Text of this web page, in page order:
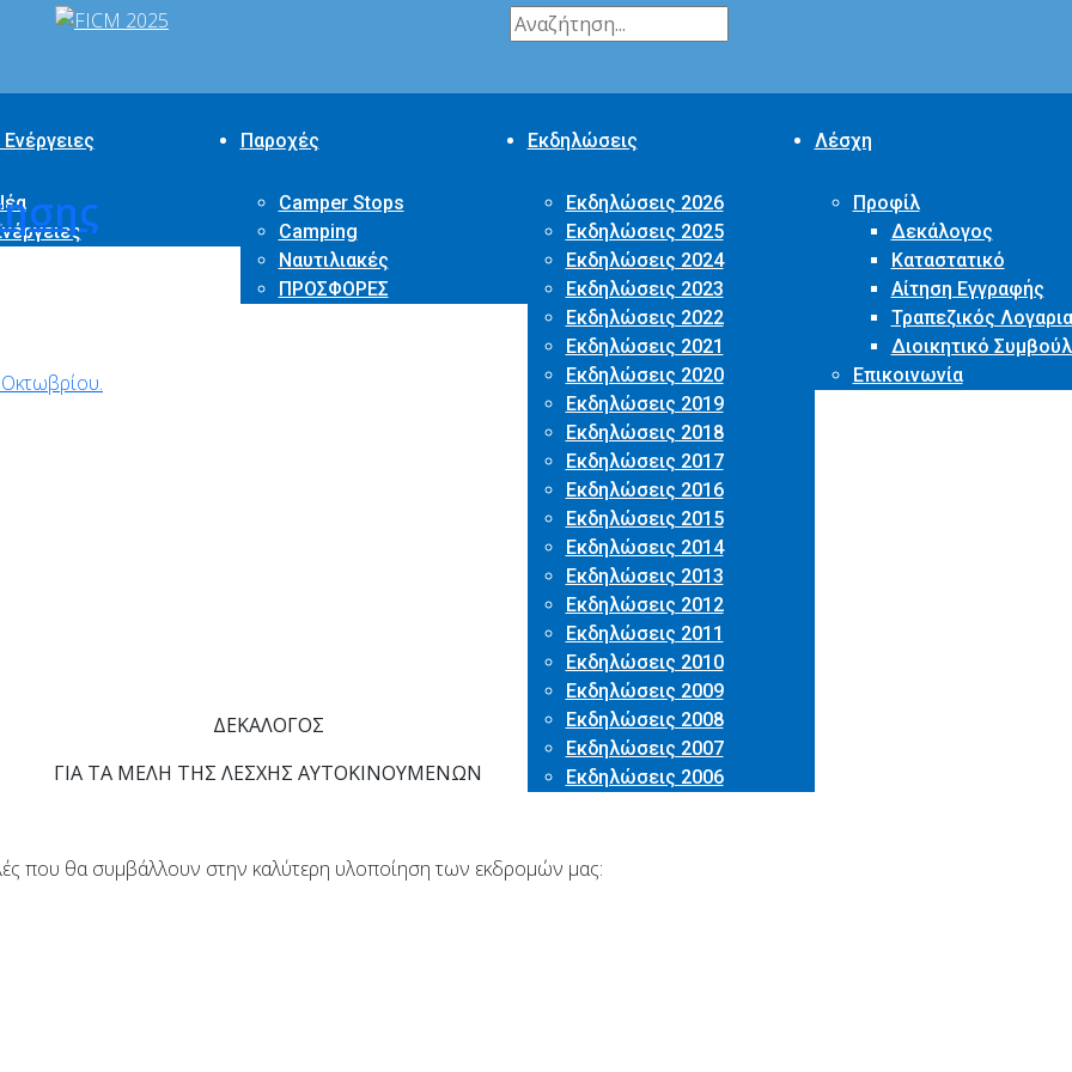
Παροχές
Camper Stops
Camping
Ναυτιλιακές
ΠΡΟΣΦΟΡΕΣ
Εκδηλώσεις
Εκδηλώσεις 2026
Εκδηλώσεις 2025
Εκδηλώσεις 2024
Εκδηλώσεις 2023
Εκδηλώσεις 2022
Εκδηλώσεις 2021
Εκδηλώσεις 2020
Εκδηλώσεις 2019
Εκδηλώσεις 2018
Εκδηλώσεις 2017
Εκδηλώσεις 2016
Εκδηλώσεις 2015
Εκδηλώσεις 2014
Εκδηλώσεις 2013
Εκδηλώσεις 2012
Εκδηλώσεις 2011
Εκδηλώσεις 2010
Εκδηλώσεις 2009
Εκδηλώσεις 2008
Εκδηλώσεις 2007
Εκδηλώσεις 2006
Λέσχη
Προφίλ
Δεκάλογος
Καταστατικό
Αίτηση Εγγραφής
Τραπεζικός
Διοικητικό
Επικοινωνία
ΔΕΚΑΛΟΓΟΣ
ΓΙΑ ΤΑ ΜΕΛΗ ΤΗΣ ΛΕΣΧΗΣ ΑΥΤΟΚΙΝΟΥΜΕΝΩΝ
που θα συμβάλλουν στην καλύτερη υλοποίηση των εκδρομών μας: